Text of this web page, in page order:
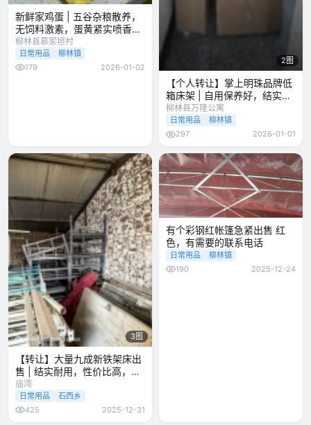
新鲜家鸡蛋 | 五谷杂粮散养，
无饲料激素，蛋黄紧实喷香，
每日
柳林县慕家垣村
日常用品
柳林镇
179
2026-01-02
2图
【个人转让】掌上明珠品牌低
箱床架 | 自用保养好，结实环
保，
柳林县万隆公寓
日常用品
柳林镇
297
2026-01-01
3图
【转让】大量九成新铁架床出
售 | 结实耐用，性价比高，适
合宿
庙湾
日常用品
石西乡
425
2025-12-31
有个彩钢红帐篷急紧出售 红
色，有需要的联系电话
日常用品
柳林镇
190
2025-12-24